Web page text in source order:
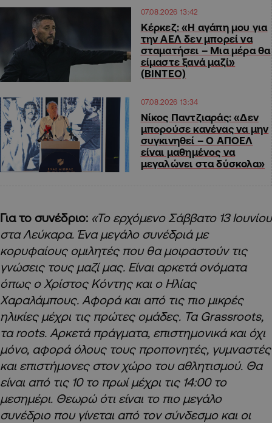
07.08.2026 13:42
Κέρκεζ: «Η αγάπη μου για
την ΑΕΛ δεν μπορεί να
σταματήσει – Μια μέρα θα
είμαστε ξανά μαζί»
(ΒΙΝΤΕΟ)
07.08.2026 13:34
Νίκος Παντζιαράς: «Δεν
μπορούσε κανένας να μην
συγκινηθεί – Ο ΑΠΟΕΛ
είναι μαθημένος να
μεγαλώνει στα δύσκολα»
Για το συνέδριο: «Το ερχόμενο Σάββατο 13 Ιουνίου
στα Λεύκαρα. Ένα μεγάλο συνέδριά με
κορυφαίους ομιλητές που θα μοιραστούν τις
γνώσεις τους μαζί μας. Είναι αρκετά ονόματα
όπως ο Χρίστος Κόντης και ο Ηλίας
Χαραλάμπους. Αφορά και από τις πιο μικρές
ηλικίες μέχρι τις πρώτες ομάδες. Τα Grassroots,
τα roots. Αρκετά πράγματα, επιστημονικά και όχι
μόνο, αφορά όλους τους προπονητές, γυμναστές
και επιστήμονες στον χώρο του αθλητισμού. Θα
είναι από τις 10 το πρωί μέχρι τις 14:00 το
μεσημέρι. Θεωρώ ότι είναι το πιο μεγάλο
συνέδριο που γίνεται από τον σύνδεσμο και οι